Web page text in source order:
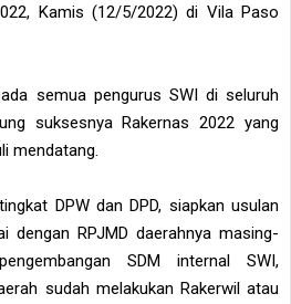
Kamis (12/5/2022) di Vila Paso
semua pengurus SWI di seluruh
suksesnya Rakernas 2022 yang
mendatang.
DPW dan DPD, siapkan usulan
dengan RPJMD daerahnya masing-
SDM internal SWI,
sudah melakukan Rakerwil atau